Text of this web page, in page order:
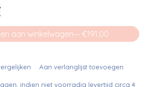
aan winkelwagen
— €191,00
Aan verlanglijst toevoegen
indien niet voorradig levertijd circa 4